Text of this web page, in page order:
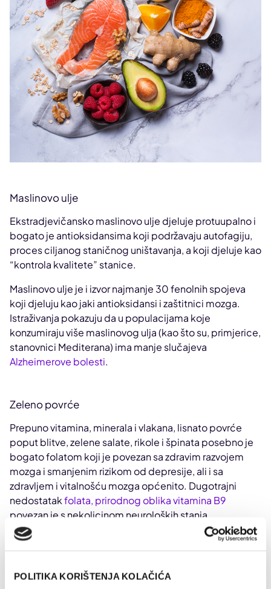
POLITIKA KORIŠTENJA KOLAČIĆA
Maslinovo ulje
Ekstradjevičansko maslinovo ulje djeluje protuupalno i
bogato je antioksidansima koji podržavaju autofagiju,
proces ciljanog staničnog uništavanja, a koji djeluje kao
“kontrola kvalitete” stanice.
Maslinovo ulje je i izvor najmanje 30 fenolnih spojeva
koji djeluju kao jaki antioksidansi i zaštitnici mozga.
Istraživanja pokazuju da u populacijama koje
konzumiraju više maslinovog ulja (kao što su, primjerice,
stanovnici Mediterana) ima manje slučajeva
Alzheimerove bolesti.
Zeleno povrće
Prepuno vitamina, minerala i vlakana, lisnato povrće
poput blitve, zelene salate, rikole i špinata posebno je
bogato folatom koji je povezan sa zdravim razvojem
mozga i smanjenim rizikom od depresije, ali i sa
zdravljem i vitalnošću mozga općenito. Dugotrajni
nedostatakfolata, prirodnog oblika vitamina B9
povezan je s nekolicinom neuroloških stanja.
Folat je važan za zdravlje mozga jer pomaže u
živaca, osigurava njihovu vodljivost i podupire
proizvodnju niza neurotransmitera.